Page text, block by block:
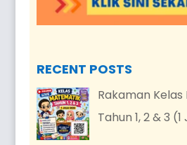
RECENT POSTS
Rakaman
Tahun 1, 2 & 3